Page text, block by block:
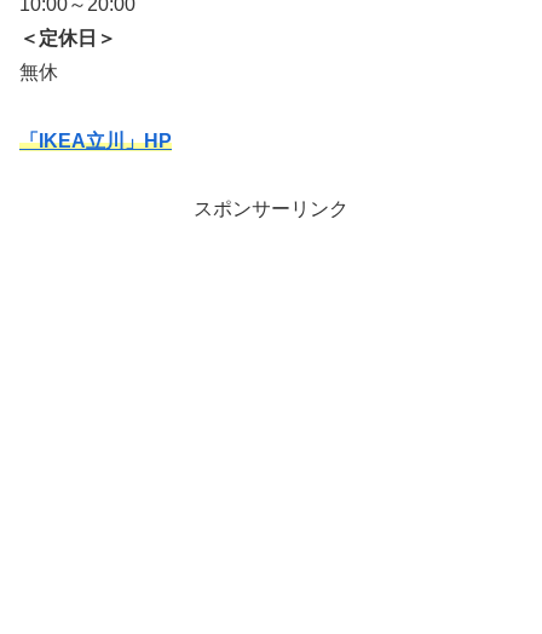
＜定休日＞
無休
「IKEA立川」HP
スポンサーリンク